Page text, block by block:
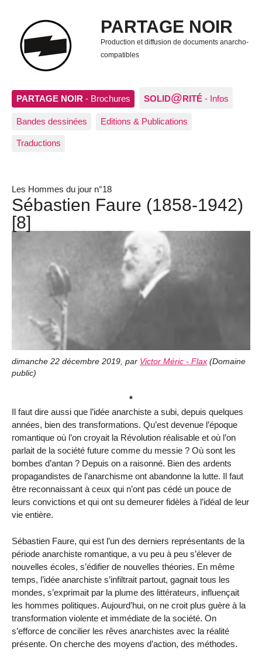
PARTAGE NOIR
Production et diffusion de documents anarcho-
compatibles
PARTAGE NOIR - Brochures SOLID@RITÉ - Infos
Bandes dessinées Editions & Publications
Traductions
Les Hommes du jour n°18
Sébastien Faure (1858-1942)
[8]
dimanche 22 décembre 2019, par Victor Méric - Flax (Domaine
public)
*
Il faut dire aussi que l’idée anarchiste a subi, depuis quelques
années, bien des transformations. Qu’est devenue l’époque
romantique où l’on croyait la Révolution réalisable et où l’on
parlait de la société future comme du messie ? Où sont les
bombes d’antan ? Depuis on a raisonné. Bien des ardents
propagandistes de l’anarchisme ont abandonne la lutte. Il faut
être reconnaissant à ceux qui n’ont pas cédé un pouce de
leurs convictions et qui ont su demeurer fidèles à l’idéal de leur
vie entière.
Sébastien Faure, qui est l’un des derniers représentants de la
période anarchiste romantique, a vu peu à peu s’élever de
nouvelles écoles, s’édifier de nouvelles théories. En même
temps, l’idée anarchiste s’infiltrait partout, gagnait tous les
mondes, s’exprimait par la plume des littérateurs, influençait
les hommes politiques. Aujourd’hui, on ne croit plus guère à la
transformation violente et immédiate de la société. On
s’efforce de concilier les rêves anarchistes avec la réalité
présente. On cherche des moyens d’action, des méthodes.